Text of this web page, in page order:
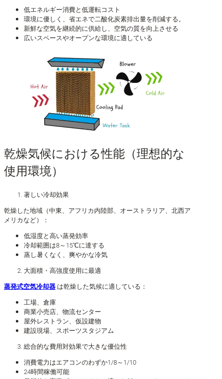
低エネルギー消費と低運転コスト
環境に優しく、省エネで二酸化炭素排出量を削減する。
新鮮な空気を継続的に供給し、空気の質を向上させる
広いスペースやオープンな環境に適している
乾燥気候における性能（理想的な
使用環境）
著しい冷却効果
乾燥した地域（中東、アフリカ内陸部、オーストラリア、北西ア
メリカなど）：
低湿度と高い蒸発効率
冷却範囲は8～15℃に達する
蒸し暑くなく、爽やかな冷気
大面積・高強度使用に最適
蒸発式空気冷却器 は乾燥した気候に適している：
工場、倉庫
商業小売店、物流センター
屋外レストラン、仮設建物
建設現場、スポーツスタジアム
総合的な費用対効果で大きな優位性
消費電力はエアコンのわずか1/8～1/10
24時間稼働可能